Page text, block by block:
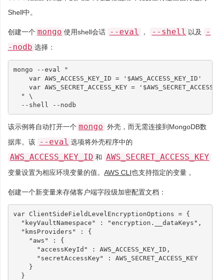
Shell中。
创建一个 mongo 使用shell会话 --eval ， --shell 以及
-
-nodb 选择：
mongo --eval
"
    var AWS_ACCESS_KEY_ID = '
$AWS_ACCESS_KEY_ID '
    var AWS_SECRET_ACCESS_KEY = '
  "
\
该示例将自动打开一个 mongo 外壳，而无需连接到MongoDB数
据库。该
--eval 选项将外壳程序中的
AWS_ACCESS_KEY_ID 和 AWS_SECRET_ACCESS_KEY
变量设置为相应环境变量的值。 AWS CLI也支持指定的变量 。
创建一个新变量来存储客户端字段级加密配置文档：
var ClientSideFieldLevelEncryptionOptions =
{
"keyVaultNamespace"
: "encryption.__dataKeys" ,
"kmsProviders"
:
{
"aws"
:
{
"accessKeyId"
: AWS_ACCESS_KEY_ID ,
"secretAccessKey"
:
AWS_SECRET_ACCESS_KEY
}
}